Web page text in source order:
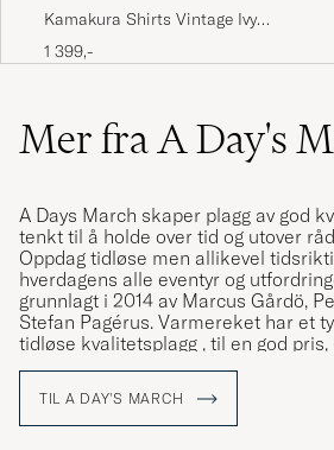
Kamakura Shirts Vintage Ivy
Oxford Button Down Shirt White
1 399,-
Mer fra A Day's
A Days March skaper plagg av god
tenkt til å holde over tid og utover
Oppdag tidløse men allikevel
hverdagens alle eventyr og
grunnlagt i 2014 av Marcus Gårdö,
Stefan Pagérus. Varmereket har et
tidløse kvalitetsplagg , til en god
sine høye miljøambisjoner.
TIL A DAY'S MARCH